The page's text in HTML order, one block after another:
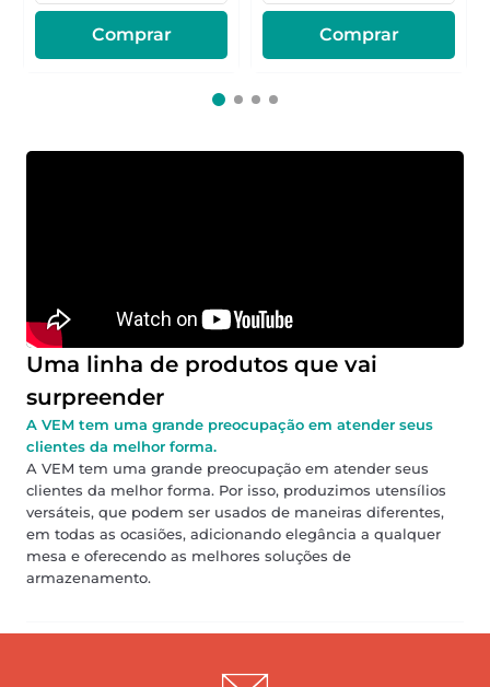
Comprar Comprar
Uma linha de produtos que vai
surpreender
A VEM tem uma grande preocupação em atender seus
clientes da melhor forma.
A VEM tem uma grande preocupação em atender seus
clientes da melhor forma. Por isso, produzimos utensílios
versáteis, que podem ser usados de maneiras diferentes,
em todas as ocasiões, adicionando elegância a qualquer
mesa e oferecendo as melhores soluções de
armazenamento.